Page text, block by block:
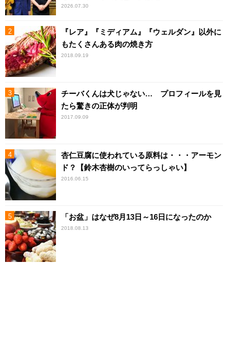
2026.07.30
『レア』『ミディアム』『ウェルダン』以外に
もたくさんある肉の焼き方
2018.09.19
チーバくんは犬じゃない… プロフィールを見
たら驚きの正体が判明
2017.09.09
杏仁豆腐に使われている原料は・・・アーモン
ド？【鈴木杏樹のいってらっしゃい】
2016.06.15
「お盆」はなぜ8月13日～16日になったのか
2018.08.13